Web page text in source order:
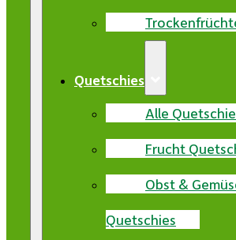
Quetschies
Alle
Frucht
Obst &
Quetschies